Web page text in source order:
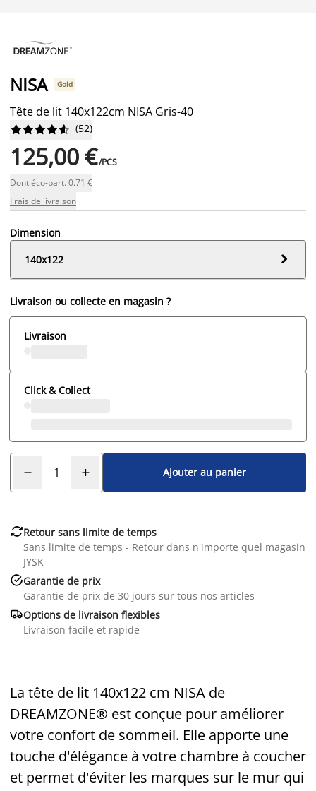
NISA Gold
Tête de lit 140x122cm NISA Gris-40





 (52)
125,00 €/PCS
Dont éco-part. 0.71 €
Frais de livraison
Dimension
140x122

Livraison ou collecte en magasin ?
Livraison
Click & Collect
Ajouter au panier
Retour sans limite de temps
Sans limite de temps - Retour dans n'importe quel magasin
JYSK
Garantie de prix
Garantie de prix de 30 jours sur tous nos articles
Options de livraison flexibles
Livraison facile et rapide
La tête de lit 140x122 cm NISA de
DREAMZONE® est conçue pour améliorer
votre confort de sommeil. Elle apporte une
touche d'élégance à votre chambre à coucher
et permet d'éviter les marques sur le mur qui